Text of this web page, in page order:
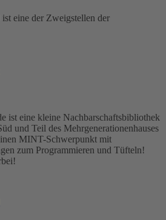
eine der Zweigstellen der
ist eine kleine Nachbarschaftsbibliothek
und Teil des Mehrgenerationenhauses
MINT-Schwerpunkt mit
zum Programmieren und Tüfteln!